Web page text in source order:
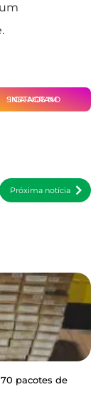
SIGA-NOS NO INSTAGRAM
Próxima notícia
pacotes de